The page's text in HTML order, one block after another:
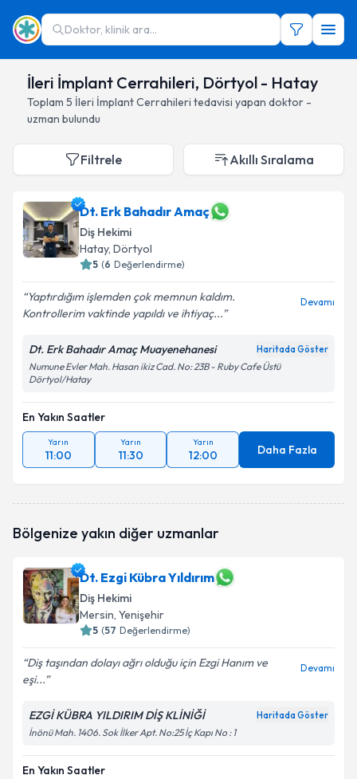
Doktor, klinik ara...
İleri İmplant Cerrahileri, Dörtyol - Hatay
Toplam 5 İleri İmplant Cerrahileri tedavisi yapan doktor -
uzman bulundu
Filtrele Akıllı Sıralama
Dt. Erk Bahadır Amaç
Diş Hekimi
Hatay, Dörtyol
5 (6 Değerlendirme)
Yaptırdığım işlemden çok memnun kaldım.
Kontrollerim vaktinde yapıldı ve ihtiyaç...
Devamı
Dt. Erk Bahadır Amaç Muayenehanesi Haritada Göster
Numune Evler Mah. Hasan ikiz Cad. No: 23B - Ruby Cafe Üstü
Dörtyol/Hatay
En Yakın Saatler
Yarın
11:00
Yarın
11:30
Yarın
12:00 Daha Fazla
Bölgenize yakın diğer uzmanlar
Dt. Ezgi Kübra Yıldırım
Diş Hekimi
Mersin, Yenişehir
5 (57 Değerlendirme)
Diş taşından dolayı ağrı olduğu için Ezgi Hanım ve
eşi...
Devamı
EZGİ KÜBRA YILDIRIM DİŞ KLİNİĞİ Haritada Göster
İnönü Mah. 1406. Sok İlker Apt. No:25 İç Kapı No : 1
En Yakın Saatler